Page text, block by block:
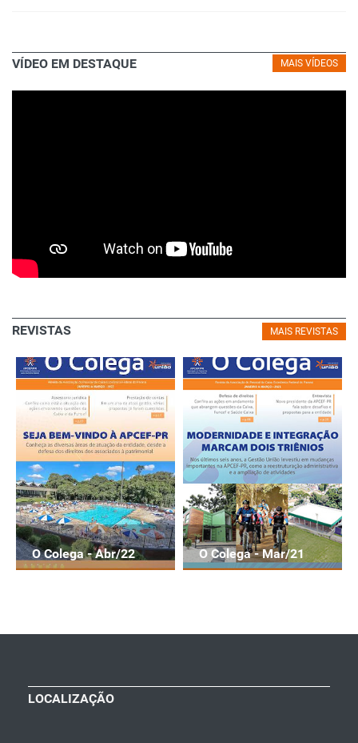
MAIS VÍDEOS
VÍDEO EM DESTAQUE
MAIS REVISTAS
REVISTAS
O Colega - Abr/22 O Colega - Mar/21
LOCALIZAÇÃO